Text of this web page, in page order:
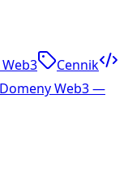
Cennik
Domeny Web3 —